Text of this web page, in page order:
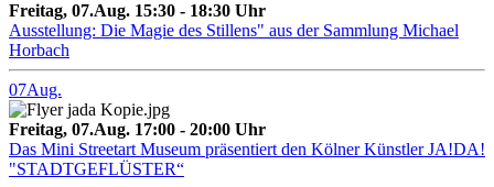
Freitag, 07.Aug. 15:30 - 18:30 Uhr
Ausstellung: Die Magie des Stillens" aus der Sammlung Michael
Horbach
07Aug.
Freitag, 07.Aug. 17:00 - 20:00 Uhr
Das Mini Streetart Museum präsentiert den Kölner Künstler JA!DA!
"STADTGEFLÜSTER“